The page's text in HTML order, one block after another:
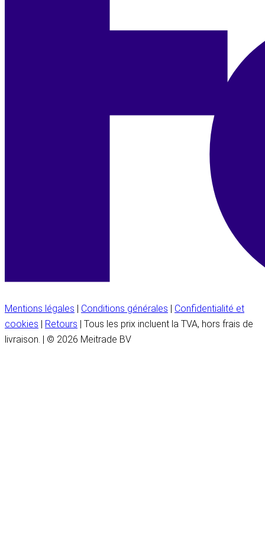
Mentions légales Conditions générales
Confidentialité et
cookies
Retours | Tous les prix incluent la TVA, hors frais de
livraison. | © 2026 Meitrade BV